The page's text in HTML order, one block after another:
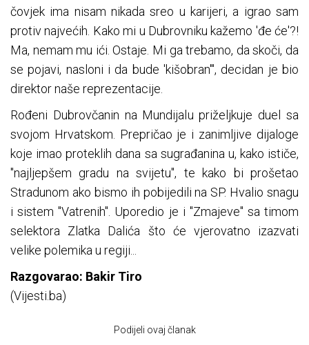
čovjek ima nisam nikada sreo u karijeri, a igrao sam
protiv najvećih. Kako mi u Dubrovniku kažemo 'đe će'?!
Ma, nemam mu ići. Ostaje. Mi ga trebamo, da skoči, da
se pojavi, nasloni i da bude 'kišobran'", decidan je bio
direktor naše reprezentacije.
Rođeni Dubrovčanin na Mundijalu priželjkuje duel sa
svojom Hrvatskom. Prepričao je i zanimljive dijaloge
koje imao proteklih dana sa sugrađanina u, kako ističe,
"najljepšem gradu na svijetu", te kako bi prošetao
Stradunom ako bismo ih pobijedili na SP. Hvalio snagu
i sistem "Vatrenih". Uporedio je i "Zmajeve" sa timom
selektora Zlatka Dalića što će vjerovatno izazvati
velike polemika u regiji...
Razgovarao: Bakir Tiro
(Vijesti.ba)
Podijeli ovaj članak